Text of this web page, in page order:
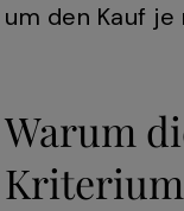
um den Kauf
Warum